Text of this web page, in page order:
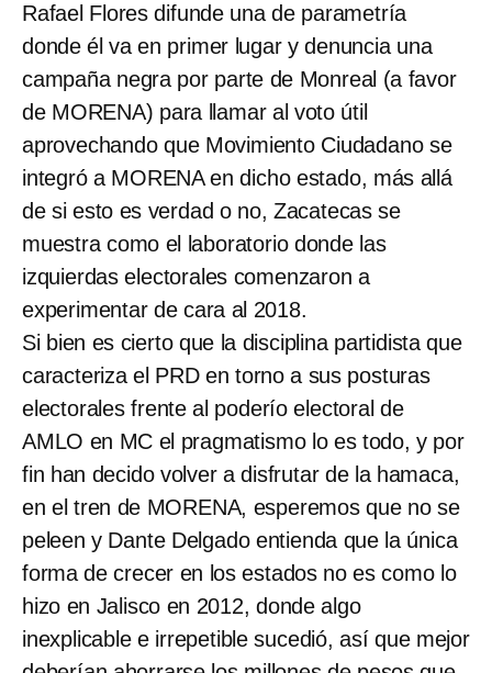
Rafael Flores difunde una de parametría
donde él va en primer lugar y denuncia una
campaña negra por parte de Monreal (a favor
de MORENA) para llamar al voto útil
aprovechando que Movimiento Ciudadano se
integró a MORENA en dicho estado, más allá
de si esto es verdad o no, Zacatecas se
muestra como el laboratorio donde las
izquierdas electorales comenzaron a
experimentar de cara al 2018.
Si bien es cierto que la disciplina partidista que
caracteriza el PRD en torno a sus posturas
electorales frente al poderío electoral de
AMLO en MC el pragmatismo lo es todo, y por
fin han decido volver a disfrutar de la hamaca,
en el tren de MORENA, esperemos que no se
peleen y Dante Delgado entienda que la única
forma de crecer en los estados no es como lo
hizo en Jalisco en 2012, donde algo
inexplicable e irrepetible sucedió, así que mejor